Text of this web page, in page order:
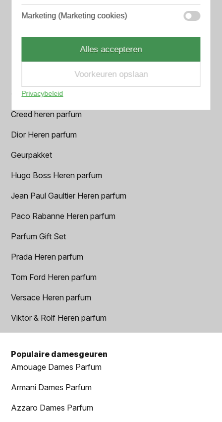
Armani Heren parfum
BALR. Heren parfum
BVLGARI Heren parfum
Chanel Heren parfum
Creed heren parfum
Dior Heren parfum
Geurpakket
Hugo Boss Heren parfum
Jean Paul Gaultier Heren parfum
Paco Rabanne Heren parfum
Parfum Gift Set
Prada Heren parfum
Tom Ford Heren parfum
Versace Heren parfum
Viktor & Rolf Heren parfum
Populaire damesgeuren
Amouage Dames Parfum
Armani Dames Parfum
Azzaro Dames Parfum
Marketing (Marketing cookies)
Alles accepteren
Voorkeuren opslaan
Privacybeleid